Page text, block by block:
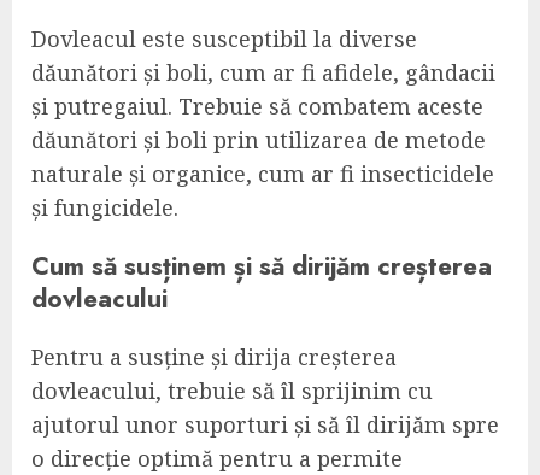
Dovleacul este susceptibil la diverse
dăunători și boli, cum ar fi afidele, gândacii
și putregaiul. Trebuie să combatem aceste
dăunători și boli prin utilizarea de metode
naturale și organice, cum ar fi insecticidele
și fungicidele.
Cum să susținem și să dirijăm creșterea
dovleacului
Pentru a susține și dirija creșterea
dovleacului, trebuie să îl sprijinim cu
ajutorul unor suporturi și să îl dirijăm spre
o direcție optimă pentru a permite